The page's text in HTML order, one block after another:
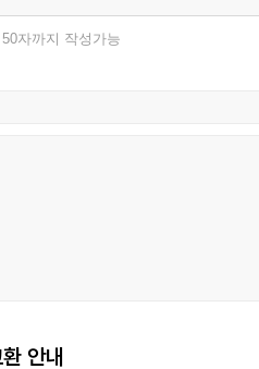
자까지 작성가능
안내